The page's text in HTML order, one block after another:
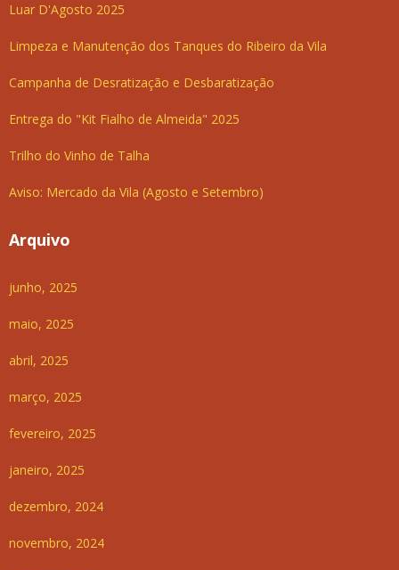
Luar D'Agosto 2025
Limpeza e Manutenção dos Tanques do Ribeiro da Vila
Campanha de Desratização e Desbaratização
Entrega do "Kit Fialho de Almeida" 2025
Trilho do Vinho de Talha
Aviso: Mercado da Vila (Agosto e Setembro)
Arquivo
junho, 2025
maio, 2025
abril, 2025
março, 2025
fevereiro, 2025
janeiro, 2025
dezembro, 2024
novembro, 2024